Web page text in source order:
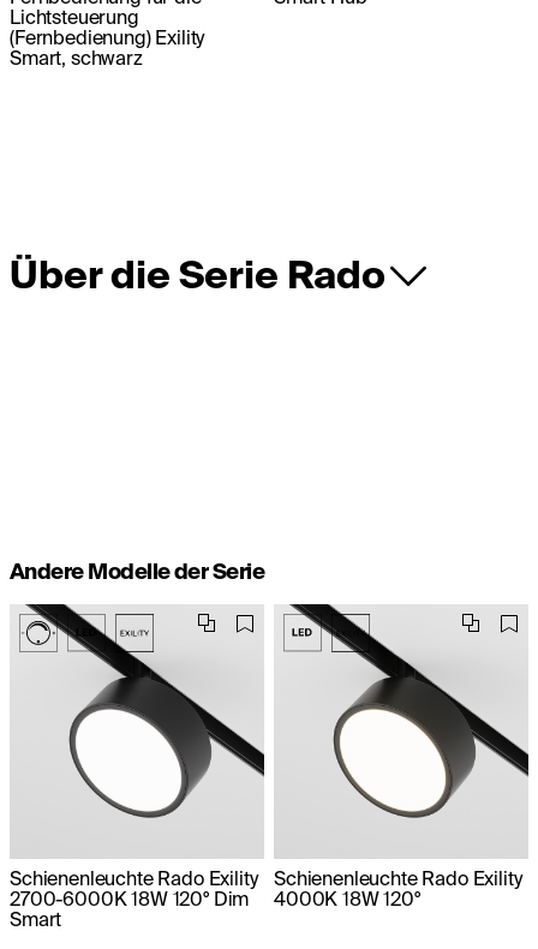
Lichtsteuerung
(Fernbedienung) Exility
Smart, schwarz
Über die Serie Rado
Andere Modelle der Serie
Schienenleuchte Rado Exility
2700-6000K 18W 120° Dim
Smart
Schienenleuchte Rado Exility
4000K 18W 120°